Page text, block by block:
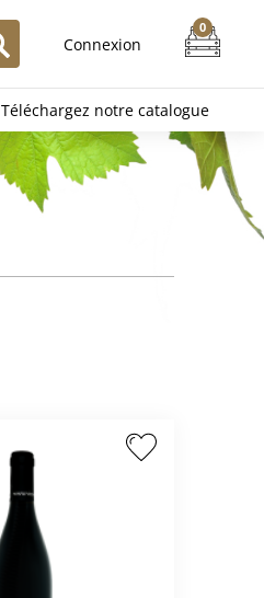
Connexion
Téléchargez notre catalogue